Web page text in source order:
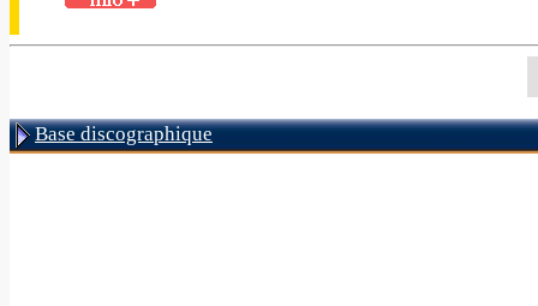
Base discographique